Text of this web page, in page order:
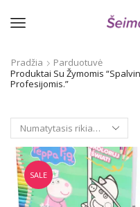
Pradžia
Parduotuvė
Produktai Su Žymomis
Profesijomis.”
SALE